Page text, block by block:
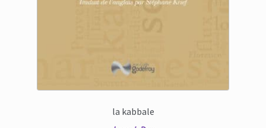
la kabbale